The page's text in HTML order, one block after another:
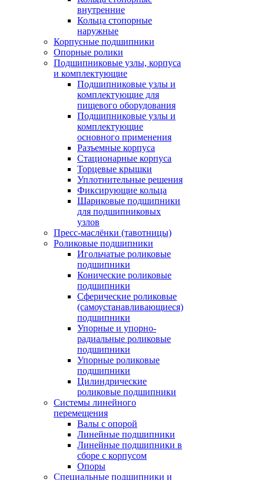
внутренние
Кольца стопорные
наружные
Корпусные подшипники
Опорные ролики
Подшипниковые узлы, корпуса
и комплектующие
Подшипниковые узлы и
комплектующие для
пищевого оборудования
Подшипниковые узлы и
комплектующие
основного применения
Разъемные корпуса
Стационарные корпуса
Торцевые крышки
Уплотнительные решения
Фиксирующие кольца
Шариковые подшипники
для подшипниковых
узлов
Пресс-маслёнки (тавотницы)
Роликовые подшипники
Игольчатые роликовые
подшипники
Конические роликовые
подшипники
Сферические роликовые
(самоустанавливающиеся)
подшипники
Упорные и упорно-
радиальные роликовые
подшипники
Упорные роликовые
подшипники
Цилиндрические
роликовые подшипники
Системы линейного
перемещения
Валы с опорой
Линейные подшипники
Линейные подшипники в
сборе с корпусом
Опоры
Специальные подшипники и